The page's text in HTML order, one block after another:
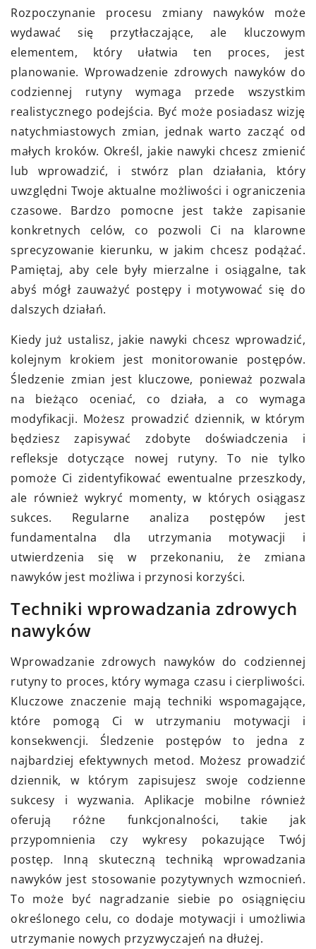
Rozpoczynanie procesu zmiany nawyków może
wydawać się przytłaczające, ale kluczowym
elementem, który ułatwia ten proces, jest
planowanie. Wprowadzenie zdrowych nawyków do
codziennej rutyny wymaga przede wszystkim
realistycznego podejścia. Być może posiadasz wizję
natychmiastowych zmian, jednak warto zacząć od
małych kroków. Określ, jakie nawyki chcesz zmienić
lub wprowadzić, i stwórz plan działania, który
uwzględni Twoje aktualne możliwości i ograniczenia
czasowe. Bardzo pomocne jest także zapisanie
konkretnych celów, co pozwoli Ci na klarowne
sprecyzowanie kierunku, w jakim chcesz podążać.
Pamiętaj, aby cele były mierzalne i osiągalne, tak
abyś mógł zauważyć postępy i motywować się do
dalszych działań.
Kiedy już ustalisz, jakie nawyki chcesz wprowadzić,
kolejnym krokiem jest monitorowanie postępów.
Śledzenie zmian jest kluczowe, ponieważ pozwala
na bieżąco oceniać, co działa, a co wymaga
modyfikacji. Możesz prowadzić dziennik, w którym
będziesz zapisywać zdobyte doświadczenia i
refleksje dotyczące nowej rutyny. To nie tylko
pomoże Ci zidentyfikować ewentualne przeszkody,
ale również wykryć momenty, w których osiągasz
sukces. Regularne analiza postępów jest
fundamentalna dla utrzymania motywacji i
utwierdzenia się w przekonaniu, że zmiana
nawyków jest możliwa i przynosi korzyści.
Techniki wprowadzania zdrowych
nawyków
Wprowadzanie zdrowych nawyków do codziennej
rutyny to proces, który wymaga czasu i cierpliwości.
Kluczowe znaczenie mają techniki wspomagające,
które pomogą Ci w utrzymaniu motywacji i
konsekwencji. Śledzenie postępów to jedna z
najbardziej efektywnych metod. Możesz prowadzić
dziennik, w którym zapisujesz swoje codzienne
sukcesy i wyzwania. Aplikacje mobilne również
oferują różne funkcjonalności, takie jak
przypomnienia czy wykresy pokazujące Twój
postęp. Inną skuteczną techniką wprowadzania
nawyków jest stosowanie pozytywnych wzmocnień.
To może być nagradzanie siebie po osiągnięciu
określonego celu, co dodaje motywacji i umożliwia
utrzymanie nowych przyzwyczajeń na dłużej.